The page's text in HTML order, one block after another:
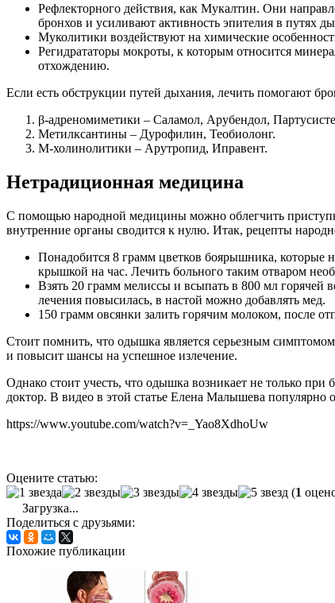
Рефлекторного действия, как Мукалтин. Они
бронхов и усиливают активность эпителия в путях
Муколитики воздействуют на химические
Регидрататоры мокроты, к которым относится
отхождению.
Если есть обструкции путей дыхания, лечить помогают
β-адреномиметики – Саламол, Арубендол,
Метилксантины – Дурофилин, Теобиолонг.
М-холинолитики – Арутропид, Иправент.
Нетрадиционная медицина
С помощью народной медицины можно облегчить
внутренние органы сводится к нулю. Итак, рецепты
Понадобится 8 грамм цветков боярышника, которые
крышкой на час. Лечить больного таким отваром
Взять 20 грамм мелиссы и всыпать в 800 мл горячей
лечения повысилась, в настой можно добавлять мед.
150 грамм овсянки залить горячим молоком, после
Стоит помнить, что одышка является серьезным
и повысит шансы на успешное излечение.
Однако стоит учесть, что одышка возникает не только при
доктор. В видео в этой статье Елена Малышева популярно
https://www.youtube.com/watch?v=_Yao8XdhoUw
Оцените статью:
(1
Загрузка...
Поделиться с друзьями:
Похожие публикации